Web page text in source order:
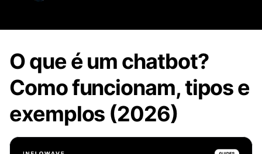
O que é um chatbot?
Como funcionam, tipos e
exemplos (2026)